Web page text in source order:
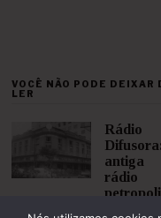
VOCÊ NÃO PODE DEIXAR
LER
Rádio
antiga
rádio